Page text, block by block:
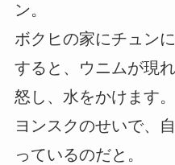
ン。
ボクヒの家にチュン
すると、ウニムが現
怒し、水をかけます。
ヨンスクのせいで、
っているのだと。